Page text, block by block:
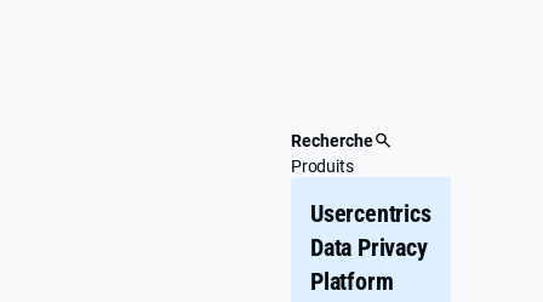
Recherche
Produits
Usercentrics
Data Privacy
Platform